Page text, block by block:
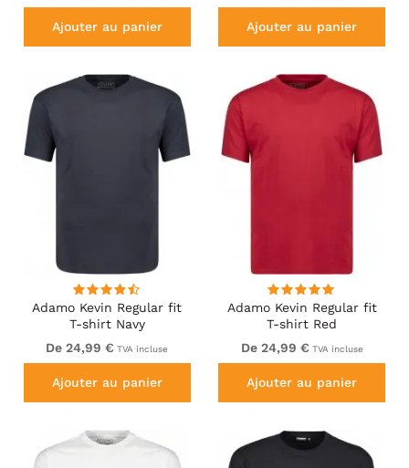
Ajouter au panier Ajouter au panier
Adamo Kevin Regular fit
T-shirt Navy
De 24,99 € TVA incluse
Ajouter au panier
Adamo Kevin Regular fit
T-shirt Red
De 24,99 € TVA incluse
Ajouter au panier